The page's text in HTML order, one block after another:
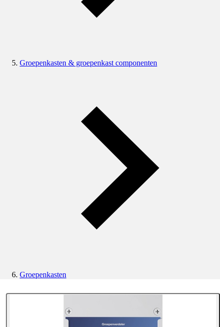
Groepenkasten & groepenkast componenten
Groepenkasten